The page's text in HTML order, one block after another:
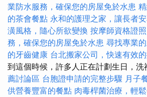
業防水服務，確保您的房屋免於水患
的茶會餐點 永和的護理之家，讓長者
潢風格，隨心所欲變換 按摩師資格證照
務，確保您的房屋免於水患 尋找專業
的牙齒健康 台北搬家公司，快速有效
到這個時候，許多人正在計劃生日，洗
薦討論區 台胞證申請的完整步驟 月子
供營養豐富的餐點 肉毒桿菌治療，輕